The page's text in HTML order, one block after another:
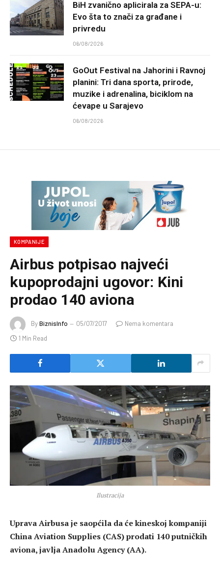
BiH zvanično aplicirala za SEPA-u:
Evo šta to znači za građane i
privredu
06/08/2026
GoOut Festival na Jahorini i Ravnoj
planini: Tri dana sporta, prirode,
muzike i adrenalina, biciklom na
ćevape u Sarajevo
06/08/2026
KOMPANIJE
Airbus potpisao najveći
kupoprodajni ugovor: Kini
prodao 140 aviona
ByBiznisInfo 05/07/2017
Nema komentara
1 Min Read
Ilustracija
Uprava Airbusa je saopćila da će kineskoj kompaniji
China Aviation Supplies (CAS) prodati 140 putničkih
aviona, javlja Anadolu Agency (AA).